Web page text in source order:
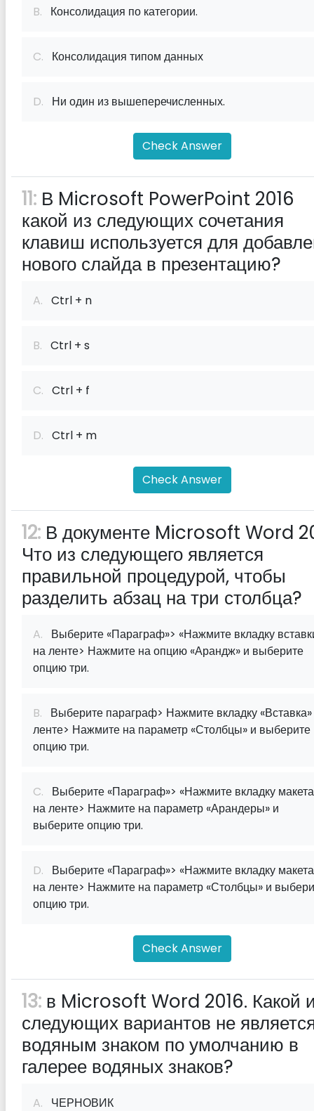
B. Консолидация по категории.
C. Консолидация типом данных
D. Ни один из вышеперечисленных.
Check Answer
11: В Microsoft PowerPoint 2016
какой из следующих сочетания
клавиш используется для
нового слайда в презентацию?
A. Ctrl + n
B. Ctrl + s
C. Ctrl + f
D. Ctrl + m
Check Answer
12: В документе Microsoft Word
Что из следующего является
правильной процедурой, чтобы
разделить абзац на три столбца?
A. Выберите «Параграф»> «Нажмите вкладку
на ленте> Нажмите на опцию «Арандж» и выберите
опцию три.
B. Выберите параграф> Нажмите вкладку
ленте> Нажмите на параметр «Столбцы» и выберите
опцию три.
C. Выберите «Параграф»> «Нажмите вкладку
на ленте> Нажмите на параметр «Арандеры» и
выберите опцию три.
D. Выберите «Параграф»> «Нажмите вкладку
на ленте> Нажмите на параметр «Столбцы» и
опцию три.
Check Answer
13: в Microsoft Word 2016. Какой
следующих вариантов не
водяным знаком по умолчанию в
галерее водяных знаков?
A. ЧЕРНОВИК